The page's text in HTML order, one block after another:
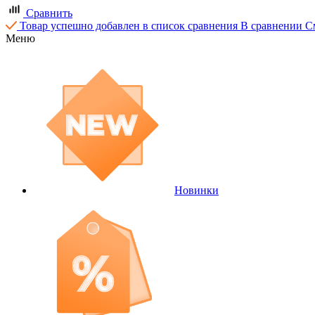
Сравнить
Товар успешно добавлен в список сравнения В сравнении
Меню
Новинки